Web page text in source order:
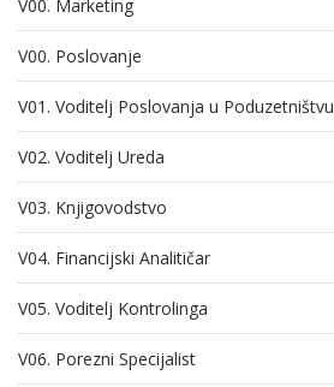
V00. Marketing
V00. Poslovanje
V01. Voditelj Poslovanja u Poduzetništvu
V02. Voditelj Ureda
V03. Knjigovodstvo
V04. Financijski Analitičar
V05. Voditelj Kontrolinga
V06. Porezni Specijalist